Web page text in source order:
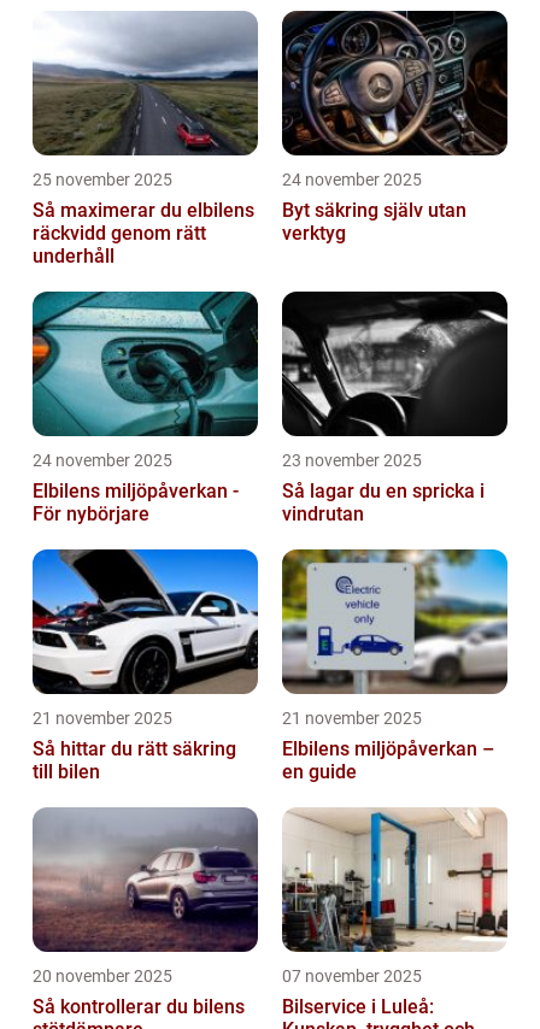
25 november 2025
Så maximerar du elbilens
räckvidd genom rätt
underhåll
24 november 2025
Byt säkring själv utan
verktyg
24 november 2025
Elbilens miljöpåverkan -
För nybörjare
23 november 2025
Så lagar du en spricka i
vindrutan
21 november 2025
Så hittar du rätt säkring
till bilen
21 november 2025
Elbilens miljöpåverkan –
en guide
20 november 2025
Så kontrollerar du bilens
07 november 2025
Bilservice i Luleå: